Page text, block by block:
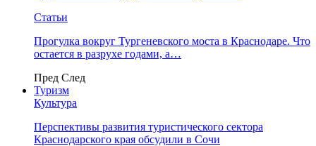
Статьи
Прогулка вокруг Тургеневского моста в Краснодаре. Что
остается в разрухе годами, а…
Пред След
Туризм
Культура
Перспективы развития туристического сектора
Краснодарского края обсудили в Сочи